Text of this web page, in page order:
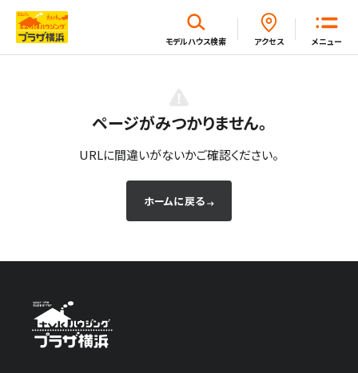
メニュー
モデルハウス検索 アクセス
ページがみつかりません。
URLに間違いがないかご確認ください。
ホームに戻る
閉じる
はじめてガイド
イベント・セミナー・キャンペーン一覧
新着情報一覧